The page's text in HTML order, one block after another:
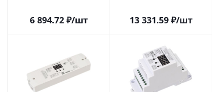
6 894.72₽/шт 13 331.59₽/шт